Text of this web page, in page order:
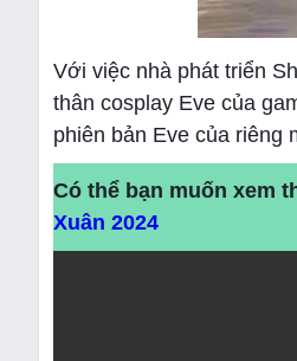
Với việc nhà phát triển
thân cosplay Eve của
phiên bản Eve của riêng
Có thể bạn muốn xem
Xuân 2024